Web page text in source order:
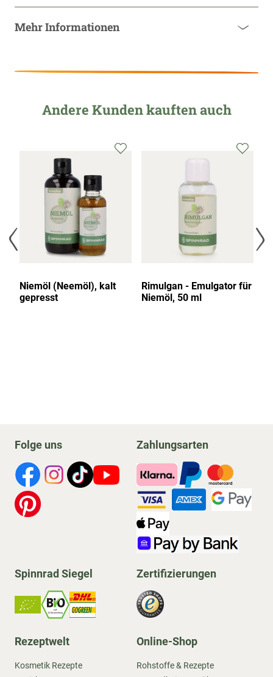
Mehr Informationen
Andere Kunden kauften auch
Niemöl (Neemöl), kalt
gepresst
Rimulgan - Emulgator für
Niemöl, 50 ml
Folge uns Zahlungsarten
Spinnrad Siegel Zertifizierungen
Rezeptwelt
Kosmetik Rezepte
Online-Shop
Rohstoffe & Rezepte